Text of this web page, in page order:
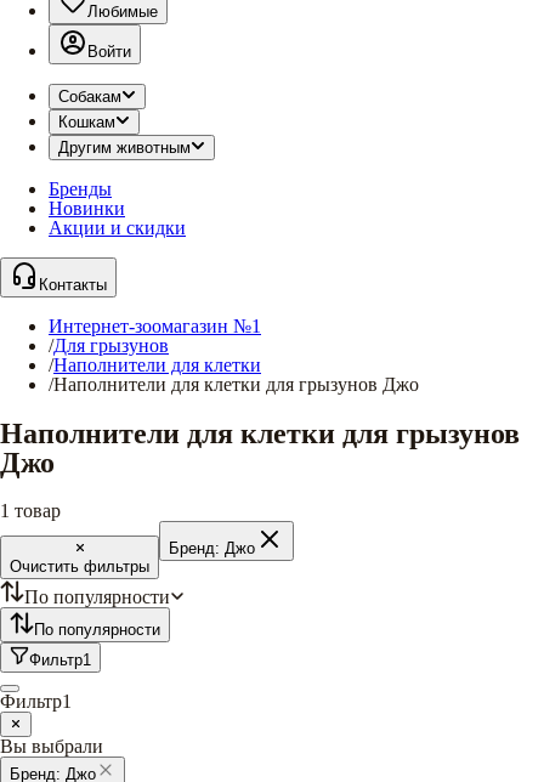
Любимые
Войти
Собакам
Кошкам
Другим животным
Бренды
Новинки
Акции и скидки
Контакты
Интернет-зоомагазин №1
/Для грызунов
/Наполнители для клетки
/Наполнители для клетки для грызунов Джо
Наполнители для клетки для грызунов
Джо
1 товар
Очистить фильтры
Бренд: Джо
По популярности
По популярности
Фильтр1
Фильтр1
Вы выбрали
Бренд: Джо